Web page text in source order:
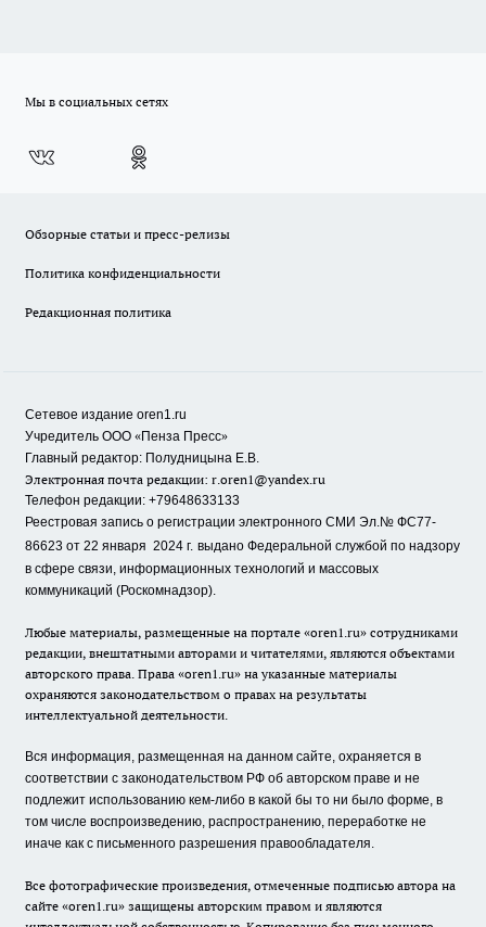
Мы в социальных сетях
Обзорные статьи и пресс-релизы
Политика конфиденциальности
Редакционная политика
Сетевое издание oren1.ru
Учредитель ООО «Пенза Пресс»
Главный редактор: Полудницына Е.В.
Электронная почта редакции: r.oren1@yandex.ru
Телефон редакции: +79648633133
Реестровая запись о регистрации электронного СМИ Эл.№ ФС77-
86623 от 22 января 2024 г. выдано Федеральной службой по надзору
в сфере связи, информационных технологий и массовых
коммуникаций (Роскомнадзор).
Любые материалы, размещенные на портале «oren1.ru» сотрудниками
редакции, внештатными авторами и читателями, являются объектами
авторского права. Права «oren1.ru» на указанные материалы
охраняются законодательством о правах на результаты
интеллектуальной деятельности.
Вся информация, размещенная на данном сайте, охраняется в
соответствии с законодательством РФ об авторском праве и не
подлежит использованию кем-либо в какой бы то ни было форме, в
том числе воспроизведению, распространению, переработке не
иначе как с письменного разрешения правообладателя.
Все фотографические произведения, отмеченные подписью автора на
сайте «oren1.ru» защищены авторским правом и являются